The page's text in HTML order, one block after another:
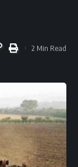
2 Min Read